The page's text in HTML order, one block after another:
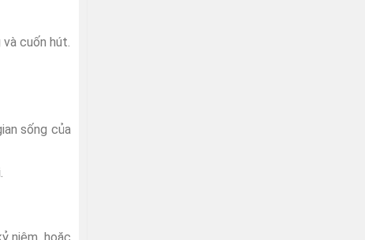
cuốn hút.
sống của
niệm, hoặc